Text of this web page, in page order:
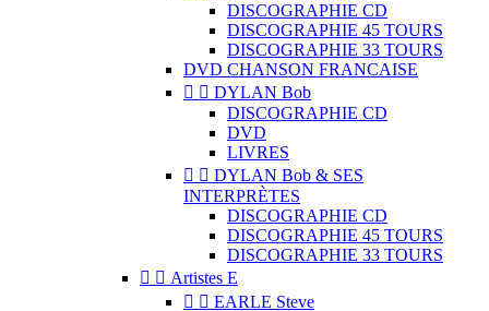
DISCOGRAPHIE CD
DISCOGRAPHIE 45 TOURS
DISCOGRAPHIE 33 TOURS
DVD CHANSON FRANCAISE
  DYLAN Bob
DISCOGRAPHIE CD
DVD
LIVRES
  DYLAN Bob & SES
INTERPRÈTES
DISCOGRAPHIE CD
DISCOGRAPHIE 45 TOURS
DISCOGRAPHIE 33 TOURS
  Artistes E
  EARLE Steve